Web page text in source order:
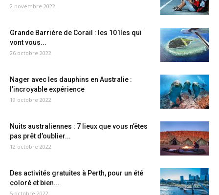
2 novembre 2022
Grande Barrière de Corail : les 10 îles qui
vont vous...
26 octobre 2022
Nager avec les dauphins en Australie :
l’incroyable expérience
19 octobre 2022
Nuits australiennes : 7 lieux que vous n’êtes
pas prêt d’oublier...
12 octobre 2022
Des activités gratuites à Perth, pour un été
coloré et bien...
5 octobre 2022